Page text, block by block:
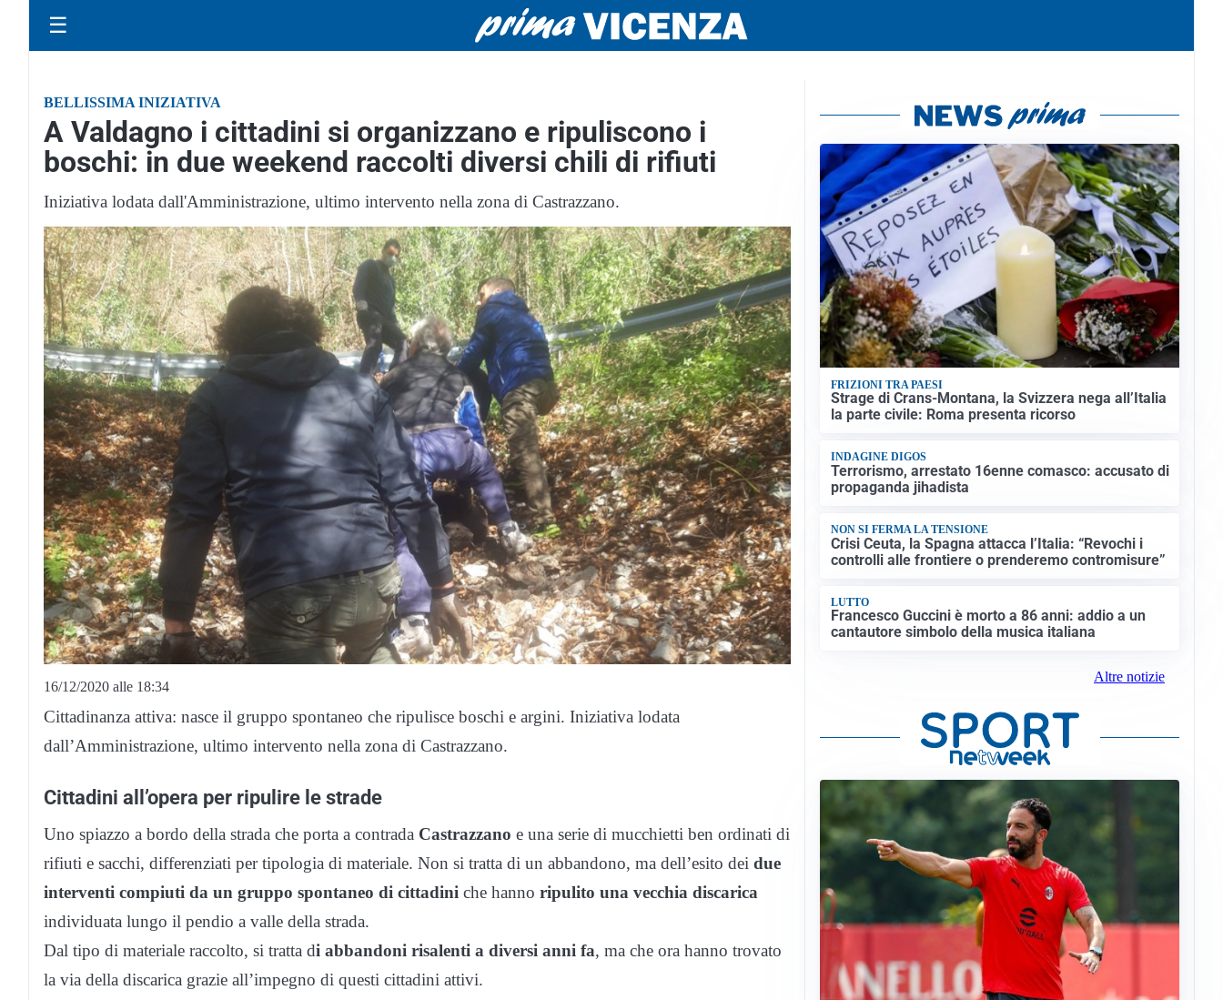
☰
BELLISSIMA INIZIATIVA
A Valdagno i cittadini si organizzano e ripuliscono i
boschi: in due weekend raccolti diversi chili di rifiuti
Iniziativa lodata dall'Amministrazione, ultimo intervento nella zona di Castrazzano.
16/12/2020 alle 18:34
Cittadinanza attiva: nasce il gruppo spontaneo che ripulisce boschi e argini. Iniziativa lodata
dall’Amministrazione, ultimo intervento nella zona di Castrazzano.
Cittadini all’opera per ripulire le strade
Uno spiazzo a bordo della strada che porta a contrada Castrazzano e una serie di mucchietti ben ordinati di
rifiuti e sacchi, differenziati per tipologia di materiale. Non si tratta di un abbandono, ma dell’esito dei due
interventi compiuti da un gruppo spontaneo di cittadini che hanno ripulito una vecchia discarica
individuata lungo il pendio a valle della strada.
Dal tipo di materiale raccolto, si tratta di abbandoni risalenti a diversi anni fa, ma che ora hanno trovato
la via della discarica grazie all’impegno di questi cittadini attivi.
FRIZIONI TRA PAESI
Strage di Crans-Montana, la Svizzera nega all’Italia
la parte civile: Roma presenta ricorso
INDAGINE DIGOS
Terrorismo, arrestato 16enne comasco: accusato di
propaganda jihadista
NON SI FERMA LA TENSIONE
Crisi Ceuta, la Spagna attacca l’Italia: “Revochi i
controlli alle frontiere o prenderemo contromisure”
LUTTO
Francesco Guccini è morto a 86 anni: addio a un
cantautore simbolo della musica italiana
Altre notizie